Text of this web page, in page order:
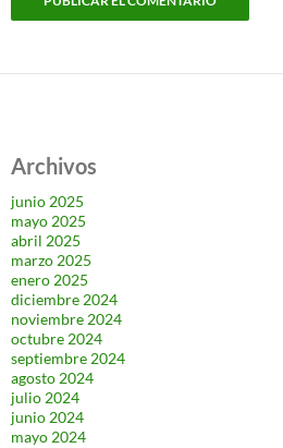
Archivos
junio 2025
mayo 2025
abril 2025
marzo 2025
enero 2025
diciembre 2024
noviembre 2024
octubre 2024
septiembre 2024
agosto 2024
julio 2024
junio 2024
mayo 2024